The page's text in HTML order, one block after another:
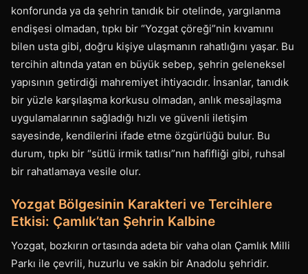
konforunda ya da şehrin tanıdık bir otelinde, yargılanma
endişesi olmadan, tıpkı bir “Yozgat çöreği”nin kıvamını
bilen usta gibi, doğru kişiye ulaşmanın rahatlığını yaşar. Bu
tercihin altında yatan en büyük sebep, şehrin geleneksel
yapısının getirdiği mahremiyet ihtiyacıdır. İnsanlar, tanıdık
bir yüzle karşılaşma korkusu olmadan, anlık mesajlaşma
uygulamalarının sağladığı hızlı ve güvenli iletişim
sayesinde, kendilerini ifade etme özgürlüğü bulur. Bu
durum, tıpkı bir “sütlü irmik tatlısı”nın hafifliği gibi, ruhsal
bir rahatlamaya vesile olur.
Yozgat Bölgesinin Karakteri ve Tercihlere
Etkisi: Çamlık’tan Şehrin Kalbine
Yozgat, bozkırın ortasında adeta bir vaha olan Çamlık Milli
Parkı ile çevrili, huzurlu ve sakin bir Anadolu şehridir.